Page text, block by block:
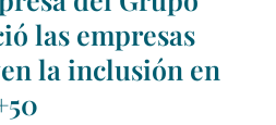
las empresas
la inclusión en